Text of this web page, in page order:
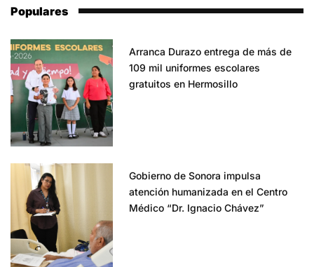
Populares
Arranca Durazo entrega de más de
109 mil uniformes escolares
gratuitos en Hermosillo
Gobierno de Sonora impulsa
atención humanizada en el Centro
Médico “Dr. Ignacio Chávez”